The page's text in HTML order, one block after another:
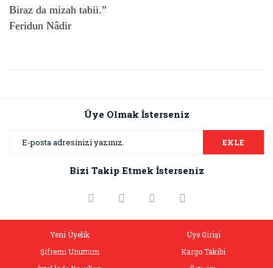
Biraz da mizah tabii.”
Feridun Nâdir
Görüş ve önerileriniz için teşekkür ederiz.
Ürün resmi kalitesiz, bozuk veya görüntülenemiyor.
Ürün bilgilerinde hatalar bulunuyor.
Üye Olmak İsterseniz
EKLE
Bizi Takip Etmek İsterseniz
Yeni Üyelik
Üye Girişi
Şifremi Unuttum
Kargo Takibi